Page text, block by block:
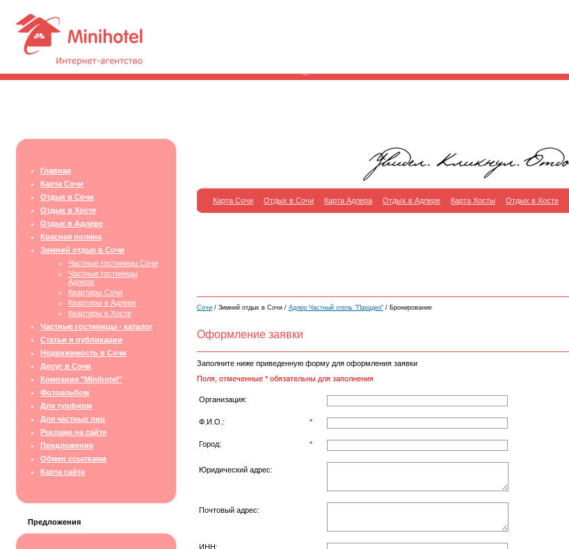
Главная
Карта Сочи
Отдых в Сочи
Отдых в Хосте
Отдых в Адлере
Красная поляна
Зимний отдых в Сочи
Частные гостиницы Сочи
Частные гостиницы
Адлера
Квартиры Сочи
Квартиры в Адлере
Квартиры в Хосте
Частные гостиницы - каталог
Статьи и публикации
Недвижимость в Сочи
Досуг в Сочи
Компания "Minihotel"
Фотоальбом
Для турфирм
Для частных лиц
Реклама на сайте
Предложения
Обмен ссылками
Карта сайта
Предложения
Карта Сочи Отдых в Сочи Карта Адлера Отдых в Адлере Карта Хосты Отдых в Хосте
Сочи / Зимний отдых в Сочи / Адлер Частный отель "Парадиз" / Бронирование
Оформление заявки
Заполните ниже приведенную форму для оформления заявки
Поля, отмеченные * обязательны для заполнения
Организация:
Ф.И.О.: *
Город: *
Юридический адрес:
Почтовый адрес:
ИНН: